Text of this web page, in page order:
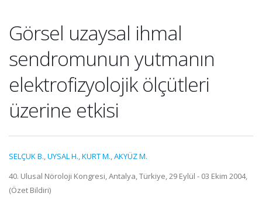
Görsel uzaysal ihmal
sendromunun yutmanın
elektrofizyolojik ölçütleri
üzerine etkisi
SELÇUK B.,UYSAL H.,KURT M.,AKYÜZ M.
40. Ulusal Nöroloji Kongresi, Antalya, Türkiye, 29 Eylül - 03 Ekim 2004,
(Özet Bildiri)